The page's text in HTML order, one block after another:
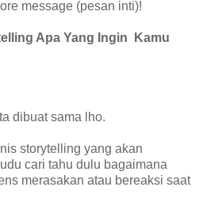
message (pesan inti)!
Apa Yang Ingin Kamu
dibuat sama lho.
storytelling yang akan
cari tahu dulu bagaimana
merasakan atau bereaksi saat